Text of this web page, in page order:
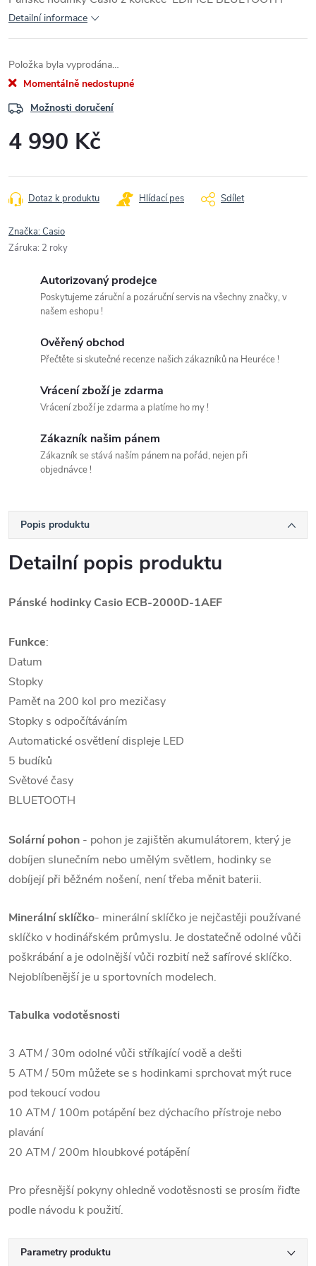
Detailní informace
Položka byla vyprodána…
Momentálně nedostupné
Možnosti doručení
4 990 Kč
cena:
Dotaz k produktu Hlídací pes Sdílet
Značka:Casio
Záruka: 2 roky
Autorizovaný prodejce
Poskytujeme záruční a pozáruční servis na všechny značky, v
našem eshopu !
Ověřený obchod
Přečtěte si skutečné recenze našich zákazníků na Heuréce !
Vrácení zboží je zdarma
Vrácení zboží je zdarma a platíme ho my !
Zákazník našim pánem
Zákazník se stává naším pánem na pořád, nejen při
objednávce !
Popis produktu
Detailní popis produktu
Pánské hodinky Casio ECB-2000D-1AEF
Funkce:
Datum
Stopky
Paměť na 200 kol pro mezičasy
Stopky s odpočítáváním
Automatické osvětlení displeje LED
5 budíků
Světové časy
BLUETOOTH
Solární pohon - pohon je zajištěn akumulátorem, který je
dobíjen slunečním nebo umělým světlem, hodinky se
dobíjejí při běžném nošení, není třeba měnit baterii.
Minerální sklíčko- minerální sklíčko je nejčastěji používané
sklíčko v hodinářském průmyslu. Je dostatečně odolné vůči
poškrábání a je odolnější vůči rozbití než safírové sklíčko.
Nejoblíbenější je u sportovních modelech.
Tabulka vodotěsnosti
3 ATM / 30m odolné vůči stříkající vodě a dešti
5 ATM / 50m můžete se s hodinkami sprchovat mýt ruce
pod tekoucí vodou
10 ATM / 100m potápění bez dýchacího přístroje nebo
plavání
20 ATM / 200m hloubkové potápění
Pro přesnější pokyny ohledně vodotěsnosti se prosím řiďte
podle návodu k použití.
Parametry produktu